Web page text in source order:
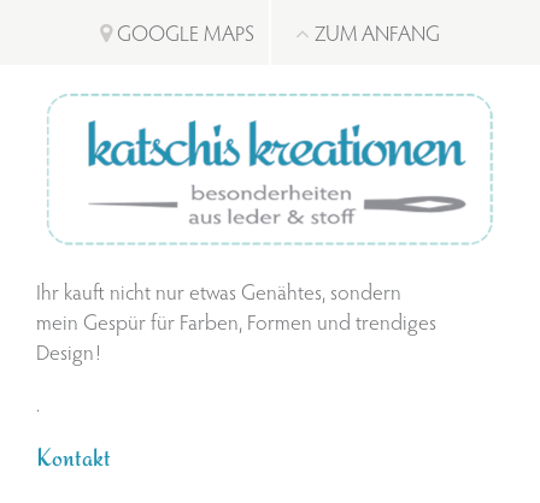
GOOGLE MAPS
ZUM ANFANG
Ihr kauft nicht nur etwas Genähtes, sondern
mein Gespür für Farben, Formen und trendiges
Design!
.
Kontakt